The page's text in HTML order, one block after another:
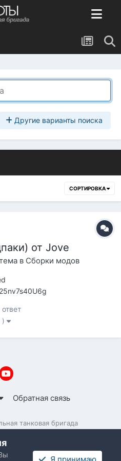
Другие варианты поиска
СОРТИРОВКА
от Jove
в Сборки модов
ответ
)
Обратная связь
танковая бригада
Я принимаю